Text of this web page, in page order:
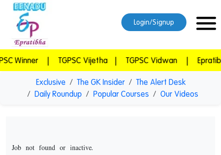
Exclusive The GK Insider
The Alert Desk
Daily Roundup
Popular Courses Our Videos
Job not found or inactive.
Login/Signup
| TGPSC Vijetha | TGPSC Vidwan | Epratibha